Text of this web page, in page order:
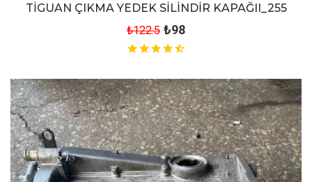
TİGUAN ÇIKMA YEDEK SİLİNDİR KAPAĞII_255
₺122.5 ₺98